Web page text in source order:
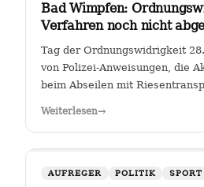
Bad Wimpfen:
Verfahren noch nicht
Tag der Ordnungswidrigkeit
von Polizei-Anweisungen, die
beim Abseilen mit
Weiterlesen→
AUFREGER POLITIK SPORT